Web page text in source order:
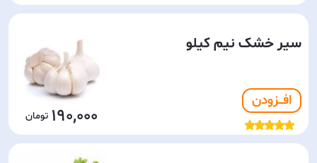
سیر خشک نیم کیلو
افـــزودن
190,000